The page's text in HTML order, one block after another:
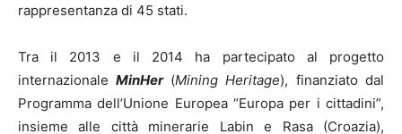
rappresentanza di 45 stati.
Tra il 2013 e il 2014 ha partecipato al progetto
internazionaleMinHer (Mining Heritage), finanziato dal
Programma dell’Unione Europea “Europa per i cittadini”,
insieme alle città minerarie Labin e Rasa (Croazia),